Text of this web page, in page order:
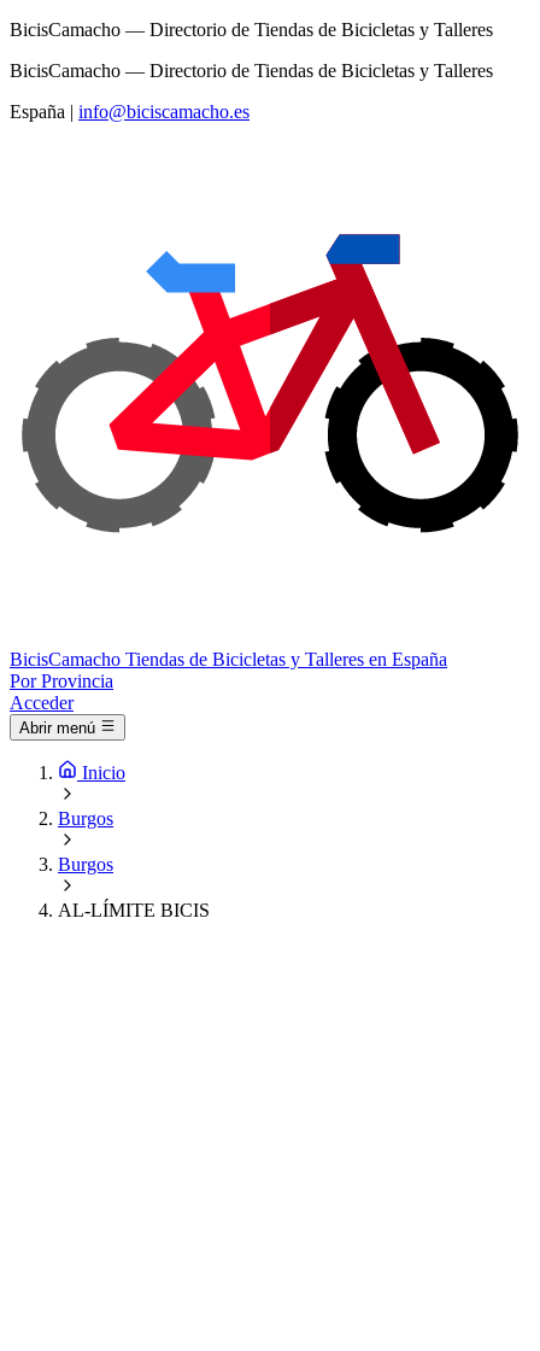
BicisCamacho — Directorio de Tiendas de Bicicletas y Talleres
BicisCamacho — Directorio de Tiendas de Bicicletas y Talleres
España | info@biciscamacho.es
BicisCamacho Tiendas de Bicicletas y Talleres en España
Por Provincia
Acceder
Abrir menú
Inicio
Burgos
Burgos
AL-LÍMITE BICIS